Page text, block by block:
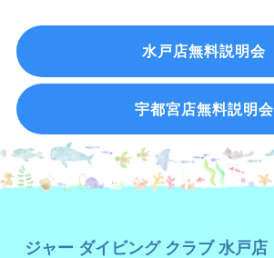
水戸店無料説明会
宇都宮店無料説明会
ジャー ダイビング クラブ 水戸店